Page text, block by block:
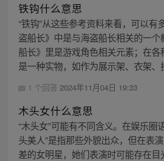
铁钩什么意思
“铁钩”从这些参考资料来看，可以有
盗船长》中是与海盗船长相关的一
船长》里是游戏角色相关元素；在
是一种实物，如作为展示架、衣架、
1 个回答 2024年11月04日 19:33
木头女什么意思
“木头女”可能有不同含义。在娱乐圈
头美人”是指那些外貌出众，但在表
差的女明星，她们表演时可能存在目